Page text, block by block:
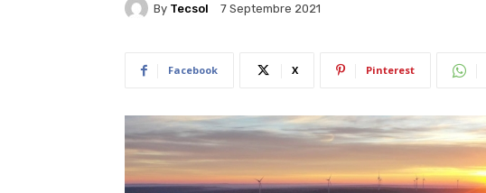
By Tecsol 7 Septembre 2021
Facebook X Pinterest